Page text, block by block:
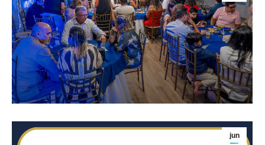
jun
Nota Oficial sobre o Projeto de
Lei n° 1995/2026 que modifica
a Lei Estadual n° 8.669 de 2022
que trata da fixação do efetivo
das Corporações.